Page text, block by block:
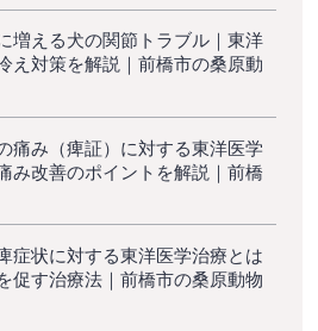
増える犬の関節トラブル｜東洋
え対策を解説｜前橋市の桑原動
痛み（痺証）に対する東洋医学
み改善のポイントを解説｜前橋
症状に対する東洋医学治療とは
促す治療法｜前橋市の桑原動物